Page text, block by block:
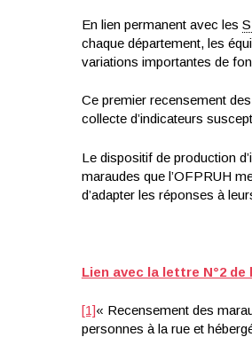
En lien permanent avec les
chaque département, les
variations importantes de
Ce premier recensement
collecte d’indicateurs
Le dispositif de production
maraudes que l’OFPRUH
d’adapter les réponses à
Lien avec la lettre N°2 de
[1]« Recensement des
personnes à la rue et